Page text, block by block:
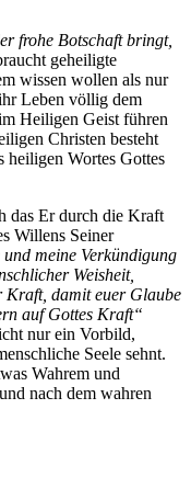
frohe Botschaft bringt,
geheiligte
wissen wollen als nur
Leben völlig dem
Heiligen Geist führen
Christen besteht
heiligen Wortes Gottes
das Er durch die Kraft
Willens Seiner
meine Verkündigung
Weisheit,
Kraft, damit euer Glaube
auf Gottes Kraft“
nur ein Vorbild,
Seele sehnt.
Wahrem und
nach dem wahren